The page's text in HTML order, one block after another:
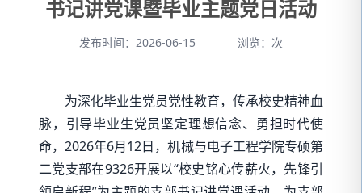
书记讲党课暨毕业主题党日活动
发布时间：2026-06-15 浏览： 次
为深化毕业生党员党性教育，传承校史精神血
脉，引导毕业生党员坚定理想信念、勇担时代使
命，2026年6月12日，机械与电子工程学院专硕第
二党支部在9326开展以“校史铭心传薪火，先锋引